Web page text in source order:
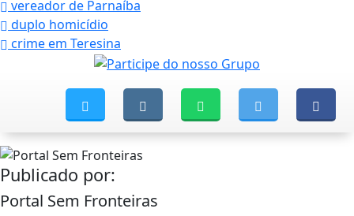
vereador de Parnaíba
duplo homicídio
crime em Teresina
Publicado por:
Portal Sem Fronteiras